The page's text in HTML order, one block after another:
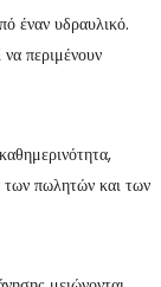
έναν υδραυλικό.
περιμένουν
των πωλητών και των